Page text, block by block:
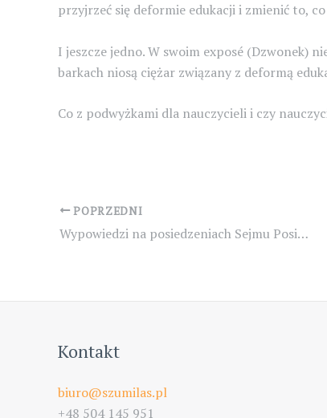
przyjrzeć się deformie edukacji i zmienić to,
I jeszcze jedno. W swoim exposé (Dzwonek)
barkach niosą ciężar związany z deformą
Co z podwyżkami dla nauczycieli i czy
Post
navigation
POPRZEDNI
Wypowiedzi na posiedzeniach Sejmu Posiedzenie nr 50 w dniu 25-10-2017
Kontakt
biuro@szumilas.pl
+48 504 145 951